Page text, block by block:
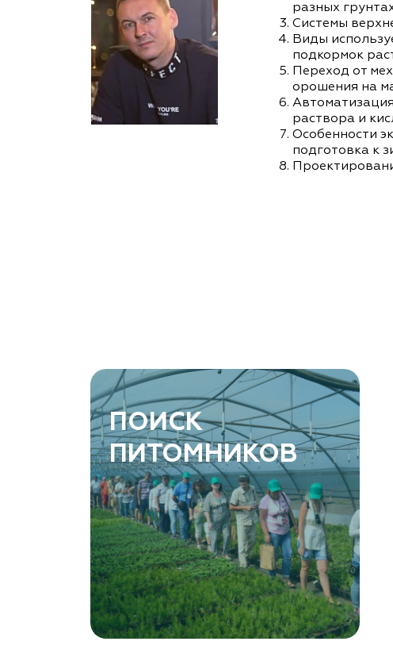
разных
Системы
Виды
подкормок
Переход от
орошения на
раствора и
Особенности
подготовка к
ПОИСК
ПИТОМНИКОВ